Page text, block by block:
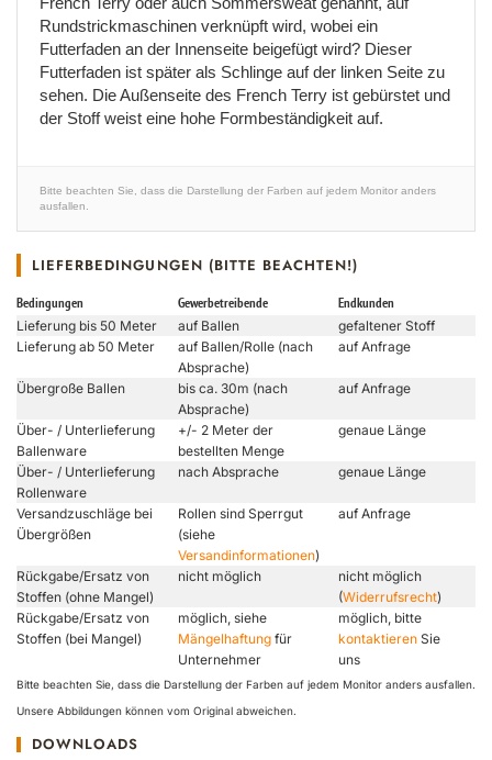
Rundstrickmaschinen verknüpft wird, wobei ein
Futterfaden an der Innenseite beigefügt wird? Dieser
Futterfaden ist später als Schlinge auf der linken Seite zu
sehen. Die Außenseite des French Terry ist gebürstet und
der Stoff weist eine hohe Formbeständigkeit auf.
Bitte beachten Sie, dass die Darstellung der Farben auf jedem Monitor anders
ausfallen.
LIEFERBEDINGUNGEN (BITTE BEACHTEN!)
Bedingungen Gewerbetreibende Endkunden
Lieferung bis 50 Meter auf Ballen
gefaltener Stoff
Lieferung ab 50 Meter
auf Ballen/Rolle (nach
Absprache)
auf Anfrage
Übergroße Ballen
bis ca. 30m (nach
Absprache)
auf Anfrage
Über- / Unterlieferung
Ballenware
+/- 2 Meter der
bestellten Menge
genaue Länge
Über- / Unterlieferung
Rollenware
nach Absprache genaue Länge
Versandzuschläge bei
Übergrößen
Rollen sind Sperrgut
(siehe
Versandinformationen)
auf Anfrage
Rückgabe/Ersatz von
Stoffen (ohne Mangel)
nicht möglich
nicht möglich
(Widerrufsrecht)
Rückgabe/Ersatz von
Stoffen (bei Mangel)
möglich, siehe
Mängelhaftung für
Unternehmer
möglich, bitte
kontaktieren Sie
uns
Bitte beachten Sie, dass die Darstellung der Farben auf jedem Monitor anders ausfallen.
Unsere Abbildungen können vom Original abweichen.
DOWNLOADS